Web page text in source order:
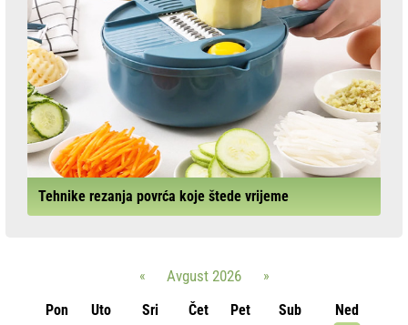
Tehnike rezanja povrća koje štede vrijeme
« Avgust 2026
»
Pon
Uto Sri Čet Pet Sub
Ned